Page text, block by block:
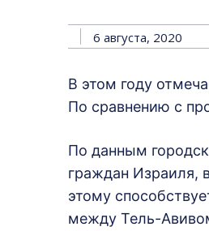
6 августа, 2020
В этом году
По сравнению с
По данным
граждан Израиля,
этому
между Тель-